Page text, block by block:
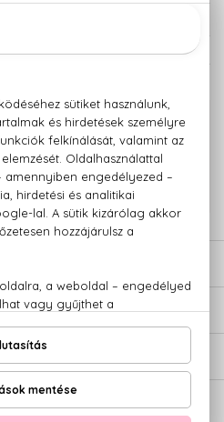
napos visszaküldési garanciával
ügyfélszolgálatunkat:+36 20